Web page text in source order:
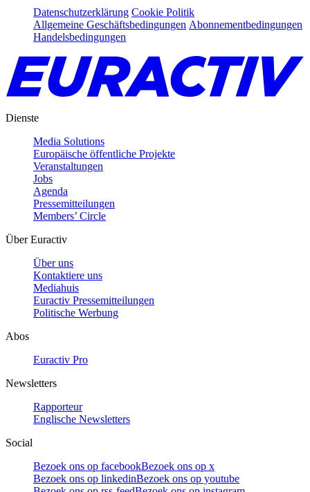
Datenschutzerklärung Cookie Politik
Allgemeine Geschäftsbedingungen Abonnementbedingungen
Handelsbedingungen
Dienste
Media Solutions
Europäische öffentliche Projekte
Veranstaltungen
Jobs
Agenda
Pressemitteilungen
Members’ Circle
Über Euractiv
Über uns
Kontaktiere uns
Mediahuis
Euractiv Pressemitteilungen
Politische Werbung
Abos
Euractiv Pro
Newsletters
Rapporteur
Englische Newsletters
Social
Bezoek ons op facebookBezoek ons op x
Bezoek ons op linkedinBezoek ons op youtube